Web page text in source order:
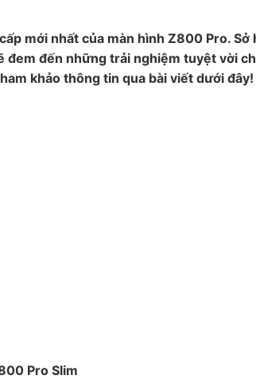
mới nhất của màn hình Z800 Pro.
đến những trải nghiệm tuyệt vời
khảo thông tin qua bài viết dưới đây!
Pro Slim